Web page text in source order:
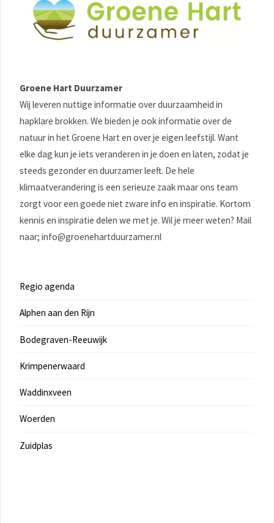
Groene Hart Duurzamer
Wij leveren nuttige informatie over duurzaamheid in
hapklare brokken. We bieden je ook informatie over de
natuur in het Groene Hart en over je eigen leefstijl. Want
elke dag kun je iets veranderen in je doen en laten, zodat je
steeds gezonder en duurzamer leeft. De hele
klimaatverandering is een serieuze zaak maar ons team
zorgt voor een goede niet zware info en inspiratie. Kortom
kennis en inspiratie delen we met je. Wil je meer weten? Mail
naar; info@groenehartduurzamer.nl
Regio agenda
Alphen aan den Rijn
Bodegraven-Reeuwijk
Krimpenerwaard
Waddinxveen
Woerden
Zuidplas